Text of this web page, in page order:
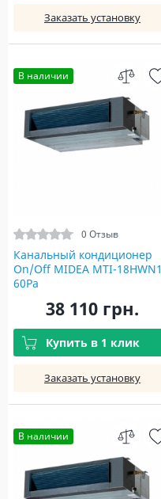
Заказать установку
В наличии
0 Отзыв
Канальный кондиционер
On/Off MIDEA MTI-18HWN1
60Pa
38 110 грн.
Купить в 1 клик
Заказать установку
В наличии